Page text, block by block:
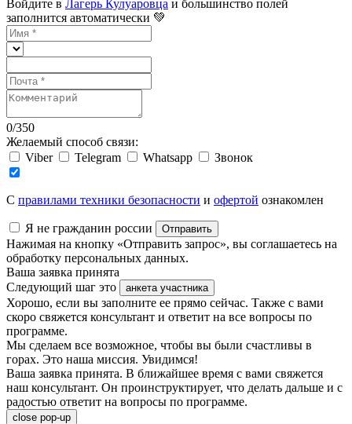
Войдите в Лагерь Кулуаровца и большинство полей
заполнится автоматически 💚
0/350
Желаемый способ связи:
Viber
Telegram Whatsapp Звонок
C правилами техники безопасности и офертой ознакомлен
Я не гражданин россии Отправить
Нажимая на кнопку «Отправить запрос», вы соглашаетесь на
обработку персональных данных.
Ваша заявка принята
Следующий шаг это
анкета участника
Хорошо, если вы заполните ее прямо сейчас. Также с вами
скоро свяжется консультант и ответит на все вопросы по
программе.
Мы сделаем все возможное, чтобы вы были счастливы в
горах. Это наша миссия. Увидимся!
Ваша заявка принята. В ближайшее время с вами свяжется
наш консультант. Он проинструктирует, что делать дальше и с
радостью ответит на вопросы по программе.
close pop-up